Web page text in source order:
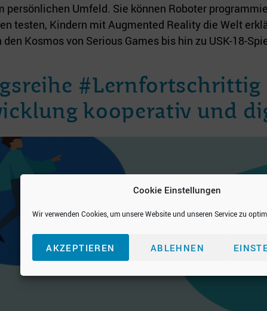
Cookie Einstellungen
Wir verwenden Cookies, um unsere Website und unseren Service zu
AKZEPTIEREN ABLEHNEN
Umfeld. Sie können Roboter
testen, Kindern mit Augmented Reality die Welt
Kosmos von Serious Games bis hin zu USK-18-
#Lernfortschrittig
kooperativ und